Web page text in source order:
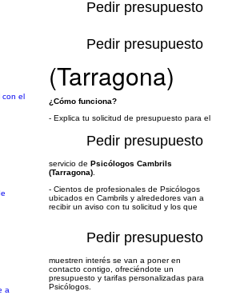
Pedir presupuesto
con el
Pedir presupuesto
Pedir presupuesto
a
Pedir presupuesto
(Tarragona)
¿Cómo funciona?
- Explica tu solicitud de presupuesto para el
servicio de Psicólogos Cambrils
(Tarragona)
- Cientos de profesionales de Psicólogos
ubicados en Cambrils y alrededores van a
recibir un aviso con tu solicitud y los que
muestren interés se van a poner en
contacto contigo, ofreciéndote un
presupuesto y tarifas personalizadas para
Psicólogos.